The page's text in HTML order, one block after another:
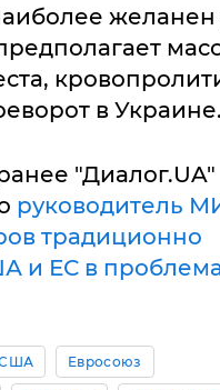
желанен
в Украине.
"Диалог.UA"
руководитель
традиционно
и ЕС в
Евросоюз